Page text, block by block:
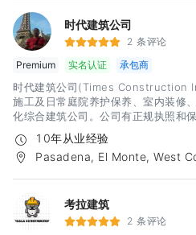
时代建筑公司
2 条评论
Premium
实名认证 承包商
时代建筑公司(Times Construction
施工及日常庭院养护保养、室内装修
化综合建筑公司。公司有正规执照和
体系，多年从业经验和案例。以创意
计，并可以根据客户的要求，一步步
客户预算，达到最佳性价比。 公司创
经验，引领公司团队走创意设计的时
受客户的欢迎。 我们可以讲中文和英
10年从业经验
Pasadena, El Monte, West
考拉建筑
2 条评论